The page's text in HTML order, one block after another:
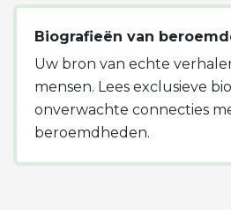
Biografieën van
Uw bron van echte
mensen. Lees exclusieve
onverwachte connecties
beroemdheden.